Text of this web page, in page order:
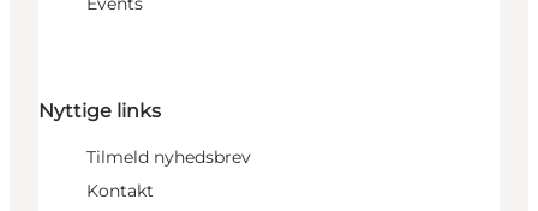
Nyttige links
Tilmeld nyhedsbrev
Kontakt